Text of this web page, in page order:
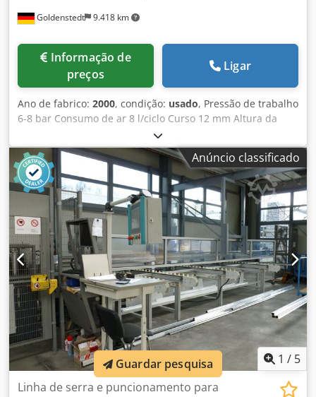
Goldenstedt 9.418 km
preços
Ligar
Ano de fabrico: 2000, condição: usado, Pressão de trabalho
6-8 bar Consumo de ar 8 l/ciclo Curso 12 mm Altura da
abertura de entrada 134 mm Número de ciclos 400
ciclos/min Força de estampagem máx. 3500 kp Peso da
máquina aprox. 80 kg Prensa pneumática Schüco para
ferramentas de estampagem Schüco Nº artigo Schüco: 290
124 Dwedpfewva Rbsx Akqsa Inclui manual de operações
Inclui diversas ferramentas de prensa! Números das
ferramentas: 283073, 280162, 299259, 283492, 283072,
282867, 282644, 282663, 282868, 283071, 283072 2
alavancas de aperto rápido para fixação segura e rápida
das ferramentas de prensa
Anúncio classificado
1 / 5
Linha de serra e puncionamento para
Guardar pesquisa